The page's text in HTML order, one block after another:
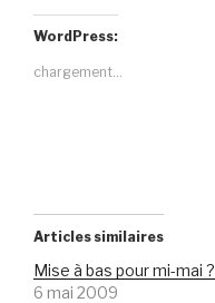
WordPress:
chargement…
Articles similaires
Mise à bas pour mi-mai ?
6 mai 2009